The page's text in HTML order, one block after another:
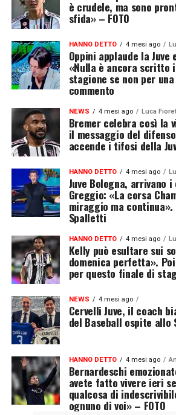
è crudele, ma sono
sfida» – FOTO
HANNO DETTO 4 mesi ago
Oppini applaude la
«Nulla è ancora scritto
stagione se non per
commento
NEWS 4 mesi ago Luca
Bremer celebra così la
il messaggio del
accende i tifosi della
HANNO DETTO 4 mesi ago
Juve Bologna, arrivano
Greggio: «La corsa
miraggio ma
Spalletti
HANNO DETTO 4 mesi ago
Kelly può esultare sui
domenica perfetta».
per questo finale di
NEWS 4 mesi ago
Cervelli Juve, il coach
del Baseball ospite allo
HANNO DETTO 4 mesi ago
Bernardeschi
avete fatto vivere ieri
qualcosa di
ognuno di voi» – FOTO